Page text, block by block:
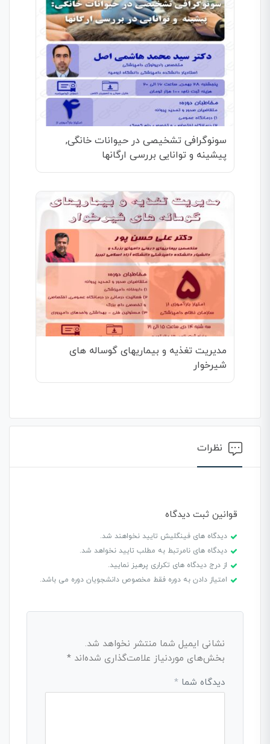
سونوگرافی تشخیصی در حیوانات خانگی,
پیشینه و توانایی بررسی ارگانها
مدیریت تغذیه و بیماریهای گوساله های
شیرخوار
نظرات
قوانین ثبت دیدگاه
دیدگاه های فینگلیش تایید نخواهند شد.
دیدگاه های نامرتبط به مطلب تایید نخواهد شد.
از درج دیدگاه های تکراری پرهیز نمایید.
امتیاز دادن به دوره فقط مخصوص دانشجویان دوره می باشد.
نشانی ایمیل شما منتشر نخواهد شد.
بخش‌های موردنیاز علامت‌گذاری شده‌اند *
دیدگاه شما *